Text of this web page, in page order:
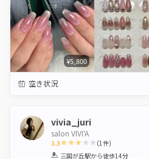
¥5,800
空き状況
vivia_juri
salon VIVI'A
3.3
1 2 3 4 5
(1件)
三国が丘駅から徒歩14分